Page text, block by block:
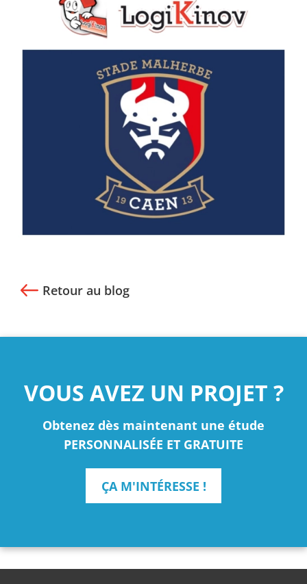
Retour au blog
VOUS AVEZ UN PROJET ?
Obtenez dès maintenant une étude
PERSONNALISÉE ET GRATUITE
ÇA M'INTÉRESSE !